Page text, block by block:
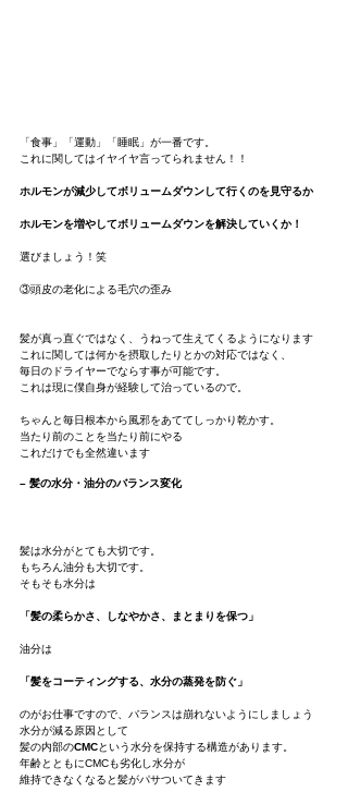
「食事」「運動」「睡眠」が一番です。
これに関してはイヤイヤ言ってられません！！
ホルモンが減少してボリュームダウンして行くのを見守るか
ホルモンを増やしてボリュームダウンを解決していくか！
選びましょう！笑
③頭皮の老化による毛穴の歪み
髪が真っ直ぐではなく、うねって生えてくるようになります
これに関しては何かを摂取したりとかの対応ではなく、
毎日のドライヤーでならす事が可能です。
これは現に僕自身が経験して治っているので。
ちゃんと毎日根本から風邪をあててしっかり乾かす。
当たり前のことを当たり前にやる
これだけでも全然違います
– 髪の水分・油分のバランス変化
髪は水分がとても大切です。
もちろん油分も大切です。
そもそも水分は
「髪の柔らかさ、しなやかさ、まとまりを保つ」
油分は
「髪をコーティングする、水分の蒸発を防ぐ」
のがお仕事ですので、バランスは崩れないようにしましょう
水分が減る原因として
髪の内部のCMCという水分を保持する構造があります。
年齢とともにCMCも劣化し水分が
維持できなくなると髪がパサついてきます